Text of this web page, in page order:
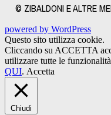
© ZIBALDONI E ALTRE
powered by WordPress
Questo sito utilizza cookie.
Cliccando su ACCETTA
utilizzare tutte le
QUI. Accetta
Chiudi